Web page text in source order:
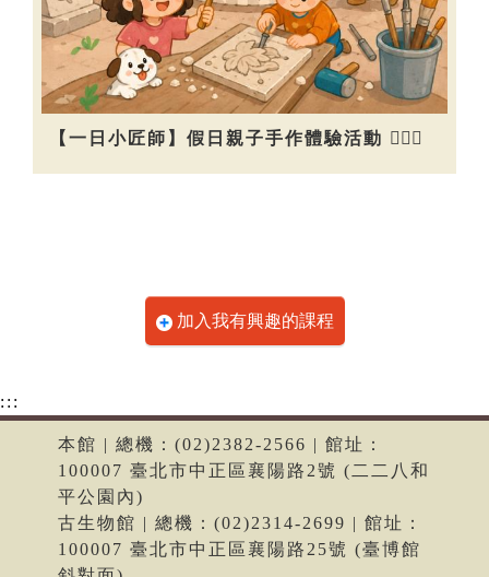
【一日小匠師】假日親子手作體驗活動 👷🏻‍♀️
加入我有興趣的課程
:::
本館 | 總機：(02)2382-2566 | 館址：
100007 臺北市中正區襄陽路2號 (二二八和
平公園內)
古生物館 | 總機：(02)2314-2699 | 館址：
100007 臺北市中正區襄陽路25號 (臺博館